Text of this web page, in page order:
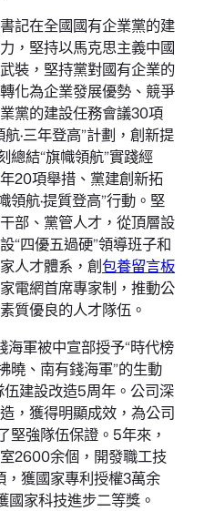
記在全國國有企業黨的建
，堅持以馬克思主義中國
裝，堅持黨對國有企業的
化為企業發展優勢、競爭
黨的建設任務會議30項
·三年登高”計劃，創新提
總結“旗幟領航”實踐經
20項舉措、黨建創新拓
領航·提質登高”行動。堅
部、黨管人才，從頂層設
“四優五過硬”領導班子和
人才體系，創包養留言板
電網首席專家制，推動公
質優良的人才隊伍。
軍被中宣部授予“時代榜
曉、南有錢海軍”的生動
建設改造5周年。公司深
，獲得明顯成效，為公司
堅強隊伍保證。5年來，
2600余個，開發職工技
，獲國家專利授權3萬余
家科技進步二等獎。